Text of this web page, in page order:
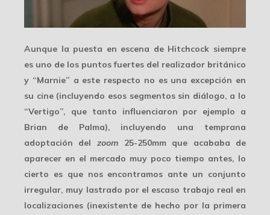
Aunque la puesta en escena de Hitchcock siempre
es uno de los puntos fuertes del realizador británico
y “Marnie” a este respecto no es una excepción en
su cine (incluyendo esos segmentos sin diálogo, a lo
“Vertigo”, que tanto influenciaron por ejemplo a
Brian de Palma), incluyendo una temprana
adoptación del zoom 25-250mm que acababa de
aparecer en el mercado muy poco tiempo antes, lo
cierto es que nos encontramos ante un conjunto
irregular, muy lastrado por el escaso trabajo real en
localizaciones (inexistente de hecho por la primera